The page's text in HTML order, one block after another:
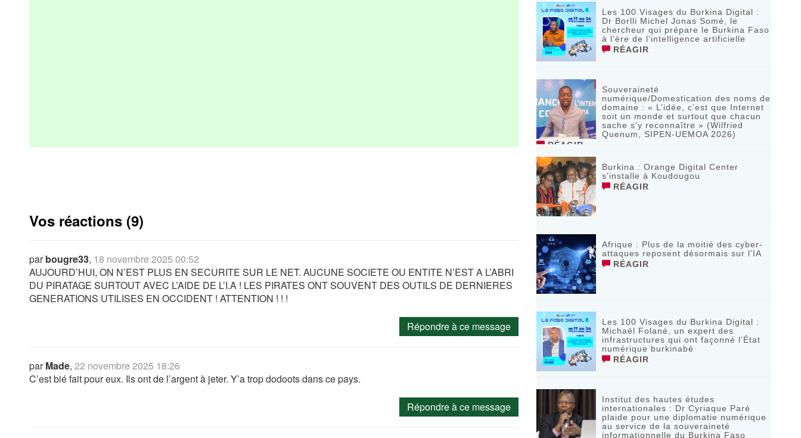
Vos réactions (9)
parbougre33, 18 novembre 2025 00:52
AUJOURD’HUI, ON N’EST PLUS EN SECURITE SUR LE NET. AUCUNE SOCIETE OU ENTITE N’EST A L’ABRI
DU PIRATAGE SURTOUT AVEC L’AIDE DE L’I.A ! LES PIRATES ONT SOUVENT DES OUTILS DE DERNIERES
GENERATIONS UTILISES EN OCCIDENT ! ATTENTION ! ! !
Répondre à ce message
parMade, 22 novembre 2025 18:26
C’est bié fait pour eux. Ils ont de l’argent à jeter. Y’a trop dodoots dans ce pays.
Répondre à ce message
Les 100 Visages du Burkina Digital :
Dr Borlli Michel Jonas Somé, le
chercheur qui prépare le Burkina Faso
à l’ère de l’intelligence artificielle
RÉAGIR
Souveraineté
numérique/Domestication des noms de
domaine : « L’idée, c’est que Internet
soit un monde et surtout que chacun
sache s’y reconnaître » (Wilfried
Quenum, SIPEN-UEMOA 2026)
RÉAGIR
Burkina : Orange Digital Center
s’installe à Koudougou
RÉAGIR
Afrique : Plus de la moitié des cyber-
attaques reposent désormais sur l’IA
RÉAGIR
Les 100 Visages du Burkina Digital :
Michaël Folané, un expert des
infrastructures qui ont façonné l’État
numérique burkinabè
RÉAGIR
Institut des hautes études
internationales : Dr Cyriaque Paré
plaide pour une diplomatie numérique
au service de la souveraineté
informationnelle du Burkina Faso